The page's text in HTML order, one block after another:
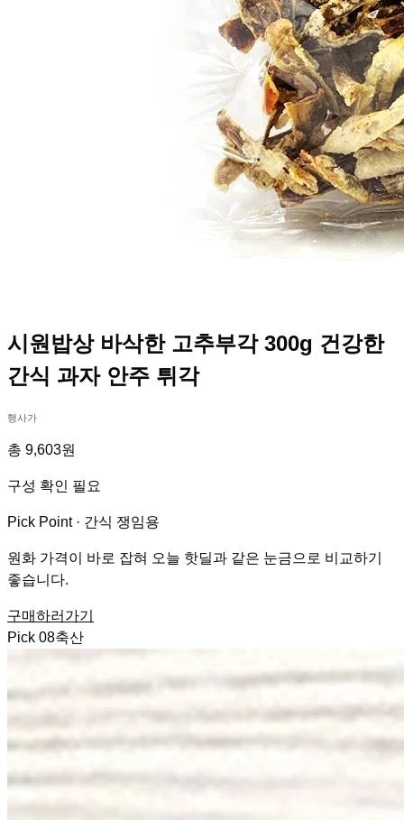
시원밥상 바삭한 고추부각 300g 건강한
간식 과자 안주 튀각
행사가
총 9,603원
구성 확인 필요
Pick Point · 간식 쟁임용
원화 가격이 바로 잡혀 오늘 핫딜과 같은 눈금으로 비교하기
좋습니다.
구매하러가기
Pick 08축산